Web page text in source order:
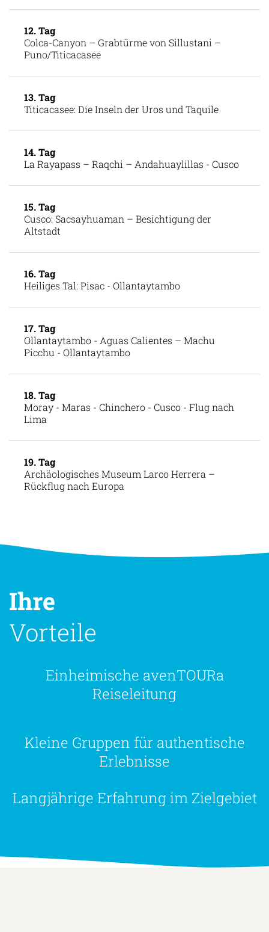
12. Tag
Colca-Canyon – Grabtürme von Sillustani –
Puno/Titicacasee
13. Tag
Titicacasee: Die Inseln der Uros und Taquile
14. Tag
La Rayapass – Raqchi – Andahuaylillas - Cusco
15. Tag
Cusco: Sacsayhuaman – Besichtigung der
Altstadt
16. Tag
Heiliges Tal: Pisac - Ollantaytambo
17. Tag
Ollantaytambo - Aguas Calientes – Machu
Picchu - Ollantaytambo
18. Tag
Moray - Maras - Chinchero - Cusco - Flug nach
Lima
19. Tag
Archäologisches Museum Larco Herrera –
Rückflug nach Europa
Ihre
Vorteile
Einheimische avenTOURa
Reiseleitung
Kleine Gruppen für authentische
Erlebnisse
Langjährige Erfahrung im Zielgebiet